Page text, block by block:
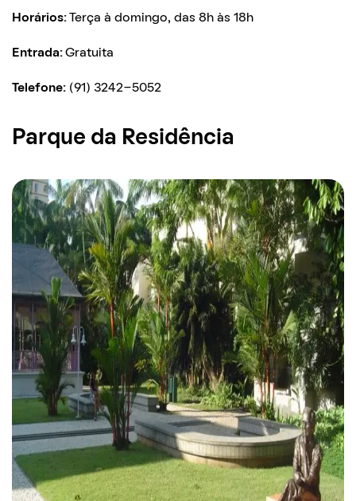
Horários: Terça à domingo, das 8h às 18h
Entrada: Gratuita
Telefone: (91) 3242-5052
Parque da Residência